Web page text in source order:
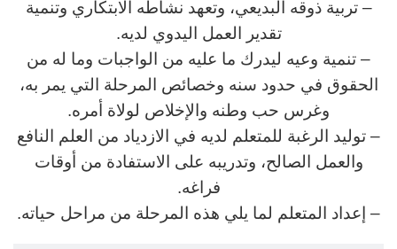
– تربية ذوقه البديعي، وتعهد نشاطه الابتكاري وتنمية
تقدير العمل اليدوي لديه.
– تنمية وعيه ليدرك ما عليه من الواجبات وما له من
الحقوق في حدود سنه وخصائص المرحلة التي يمر به،
وغرس حب وطنه والإخلاص لولاة أمره.
– توليد الرغبة للمتعلم لديه في الازدياد من العلم النافع
والعمل الصالح، وتدريبه على الاستفادة من أوقات
فراغه.
– إعداد المتعلم لما يلي هذه المرحلة من مراحل حياته.